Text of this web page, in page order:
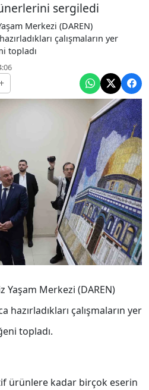
sergiledi
Merkezi (DAREN)
çalışmaların yer
topladı
Yaşam Merkezi (DAREN)
hazırladıkları çalışmaların yer
topladı.
ürünlere kadar birçok eserin